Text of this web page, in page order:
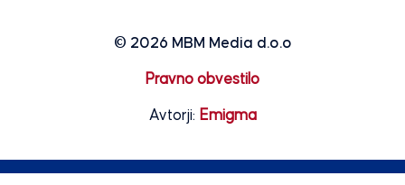
© 2026 MBM Media d.o.o
Pravno obvestilo
Avtorji: Emigma